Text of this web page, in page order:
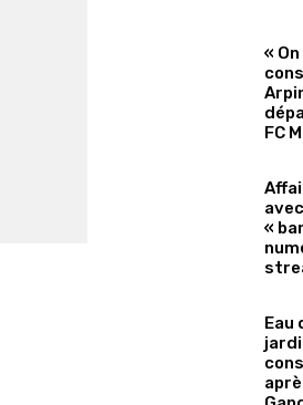
«
FC
«
Eau